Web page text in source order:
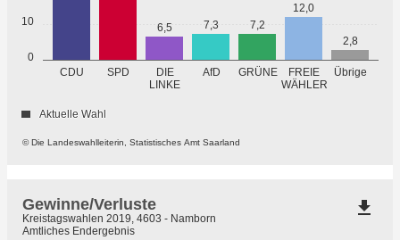
0
10
CDU SPD
DIE
LINKE
AfD GRÜNE FREIE
WÄHLER
Übrige
6,5 7,3 7,2
12,0
2,8
© Die Landeswahlleiterin, Statistisches Amt Saarland
Aktuelle Wahl
Gewinne/Verluste
Kreistagswahlen 2019, 4603 - Namborn
Amtliches Endergebnis
file_download